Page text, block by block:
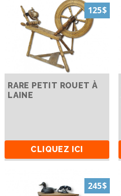
125$
RARE PETIT ROUET À
LAINE
CLIQUEZ ICI
245$